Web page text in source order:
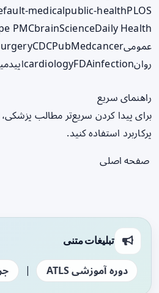
medicalpublic-healthPLOS
PMCbrainScienceDaily Health
عمومی
CDCPubMedcancer
روان
cardiologyFDAinfection
راهنمای سریع
برای پیدا کردن سریع‌تر مطالب
پرکاربرد استفاده کنید.
صفحه اصلی
تبلیغات متنی
دوره آموزشی ATLS |